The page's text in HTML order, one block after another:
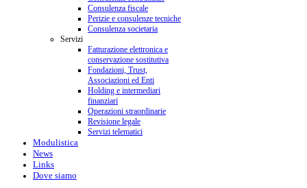
Consulenza fiscale
Perizie e consulenze tecniche
Consulenza societaria
Servizi
Fatturazione elettronica e
conservazione sostitutiva
Fondazioni, Trust,
Associazioni ed Enti
Holding e intermediari
finanziari
Operazioni straordinarie
Revisione legale
Servizi telematici
Modulistica
News
Links
Dove siamo